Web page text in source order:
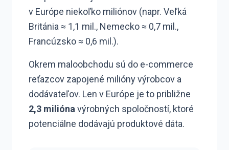
v Európe niekoľko miliónov (napr. Veľká
Británia ≈ 1,1 mil., Nemecko ≈ 0,7 mil.,
Francúzsko ≈ 0,6 mil.).
Okrem maloobchodu sú do e-commerce
reťazcov zapojené milióny výrobcov a
dodávateľov. Len v Európe je to približne
2,3 milióna výrobných spoločností, ktoré
potenciálne dodávajú produktové dáta.